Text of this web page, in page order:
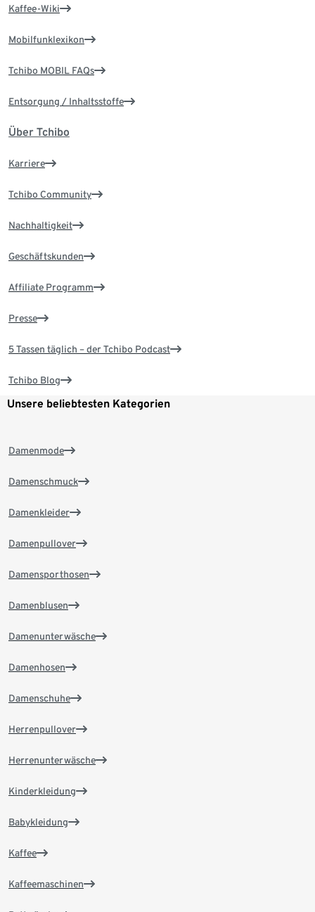
Kaffee-Wiki
Mobilfunklexikon
Tchibo MOBIL FAQs
Entsorgung / Inhaltsstoffe
Über Tchibo
Karriere
Tchibo Community
Nachhaltigkeit
Geschäftskunden
Affiliate Programm
Presse
5 Tassen täglich – der Tchibo Podcast
Tchibo Blog
Unsere beliebtesten Kategorien
Damenmode
Damenschmuck
Damenkleider
Damenpullover
Damensporthosen
Damenblusen
Damenunterwäsche
Damenhosen
Damenschuhe
Herrenpullover
Herrenunterwäsche
Kinderkleidung
Babykleidung
Kaffee
Kaffeemaschinen